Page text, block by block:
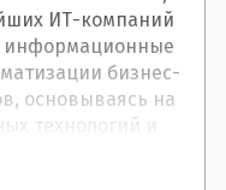
ИТ-компаний
информационные
бизнес-
основываясь на
технологий и